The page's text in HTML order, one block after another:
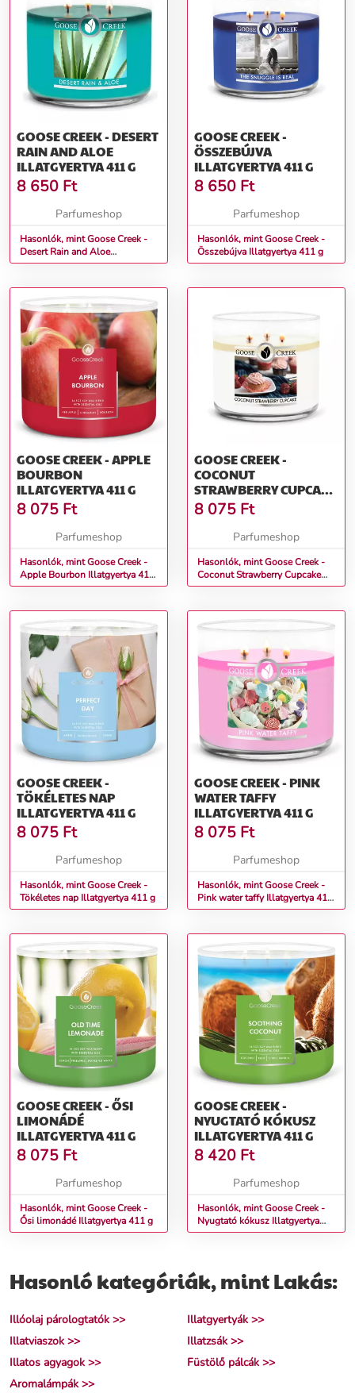
GOOSE CREEK - DESERT
RAIN AND ALOE
ILLATGYERTYA 411 G
8 650 Ft
Parfumeshop
Hasonlók, mint Goose Creek -
Desert Rain and Aloe
Illatgyertya 411 g
GOOSE CREEK -
ÖSSZEBÚJVA
ILLATGYERTYA 411 G
8 650 Ft
Parfumeshop
Hasonlók, mint Goose Creek -
Összebújva Illatgyertya 411 g
GOOSE CREEK - APPLE
BOURBON
ILLATGYERTYA 411 G
8 075 Ft
Parfumeshop
Hasonlók, mint Goose Creek -
Apple Bourbon Illatgyertya 411
g
GOOSE CREEK -
COCONUT
STRAWBERRY CUPCAKE
ILLATGYERTYA 411 G
8 075 Ft
Parfumeshop
Hasonlók, mint Goose Creek -
Coconut Strawberry Cupcake
Illatgyertya 411 g
GOOSE CREEK -
TÖKÉLETES NAP
ILLATGYERTYA 411 G
8 075 Ft
Parfumeshop
Hasonlók, mint Goose Creek -
Tökéletes nap Illatgyertya 411 g
GOOSE CREEK - PINK
WATER TAFFY
ILLATGYERTYA 411 G
8 075 Ft
Parfumeshop
Hasonlók, mint Goose Creek -
Pink water taffy Illatgyertya 411
g
GOOSE CREEK - ŐSI
LIMONÁDÉ
ILLATGYERTYA 411 G
8 075 Ft
Parfumeshop
Hasonlók, mint Goose Creek -
Ősi limonádé Illatgyertya 411 g
GOOSE CREEK -
NYUGTATÓ KÓKUSZ
ILLATGYERTYA 411 G
8 420 Ft
Parfumeshop
Hasonlók, mint Goose Creek -
Nyugtató kókusz Illatgyertya
411 g
Hasonló kategóriák, mint Lakás:
Illóolaj párologtatók >>
Illatgyertyák >>
Illatviaszok >>
Illatzsák >>
Illatos agyagok >>
Füstölő pálcák >>
Aromalámpák >>